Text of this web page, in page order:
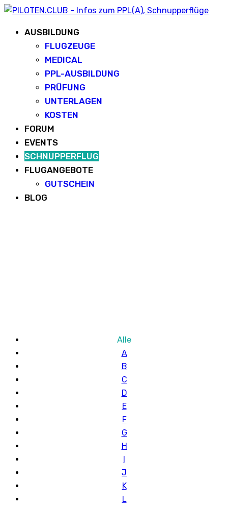
AUSBILDUNG
FLUGZEUGE
MEDICAL
PPL-AUSBILDUNG
PRÜFUNG
UNTERLAGEN
KOSTEN
FORUM
EVENTS
SCHNUPPERFLUG
FLUGANGEBOTE
GUTSCHEIN
BLOG
Alle
A
B
C
D
E
F
G
H
I
J
K
L